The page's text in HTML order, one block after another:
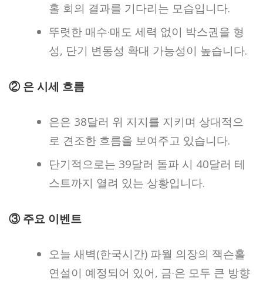
홀 회의 결과를 기다리는 모습입니다.
뚜렷한 매수·매도 세력 없이 박스권을 형
성, 단기 변동성 확대 가능성이 높습니다.
② 은 시세 흐름
은은 38달러 위 지지를 지키며 상대적으
로 견조한 흐름을 보여주고 있습니다.
단기적으로는 39달러 돌파 시 40달러 테
스트까지 열려 있는 상황입니다.
③ 주요 이벤트
오늘 새벽(한국시간) 파월 의장의 잭슨홀
연설이 예정되어 있어, 금·은 모두 큰 방향